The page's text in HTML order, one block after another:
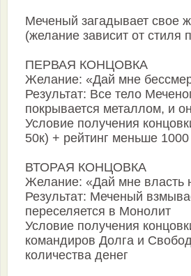
Меченый загадывает свое
(желание зависит от стиля
ПЕРВАЯ КОНЦОВКА
Желание: «Дай мне
Результат: Все тело
покрывается металлом, и
Условие получения
50к) + рейтинг меньше 1000
ВТОРАЯ КОНЦОВКА
Желание: «Дай мне власть
Результат: Меченый
переселяется в Монолит
Условие получения
командиров Долга и
количества денег